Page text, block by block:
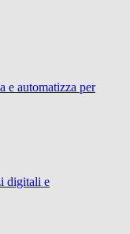
e automatizza per
digitali e